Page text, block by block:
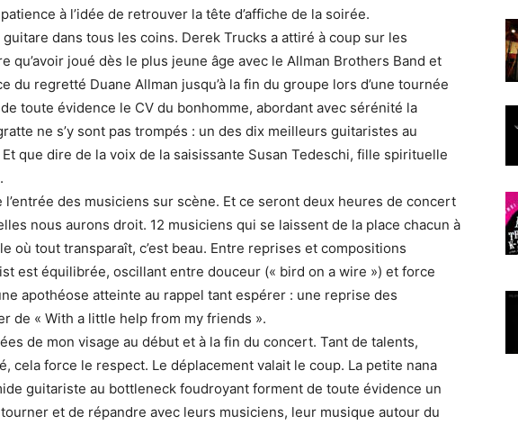
à l’idée de retrouver la tête d’affiche de la soirée.
guitare dans tous les coins. Derek Trucks a attiré à coup sur les
qu’avoir joué dès le plus jeune âge avec le Allman Brothers Band et
du regretté Duane Allman jusqu’à la fin du groupe lors d’une tournée
toute évidence le CV du bonhomme, abordant avec sérénité la
ne s’y sont pas trompés : un des dix meilleurs guitaristes au
que dire de la voix de la saisissante Susan Tedeschi, fille spirituelle
l’entrée des musiciens sur scène. Et ce seront deux heures de concert
nous aurons droit. 12 musiciens qui se laissent de la place chacun à
où tout transparaît, c’est beau. Entre reprises et compositions
est équilibrée, oscillant entre douceur (« bird on a wire ») et force
apothéose atteinte au rappel tant espérer : une reprise des
de « With a little help from my friends ».
de mon visage au début et à la fin du concert. Tant de talents,
cela force le respect. Le déplacement valait le coup. La petite nana
guitariste au bottleneck foudroyant forment de toute évidence un
tourner et de répandre avec leurs musiciens, leur musique autour du